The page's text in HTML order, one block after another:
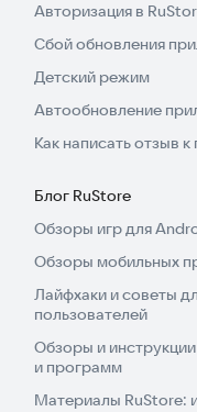
Авторизация в
Сбой обновления
Детский режим
Автообновление
Как написать отзыв
Блог RuStore
Обзоры игр для
Обзоры мобильных
Лайфхаки и советы
пользователей
Обзоры и
и программ
Материалы RuStore: